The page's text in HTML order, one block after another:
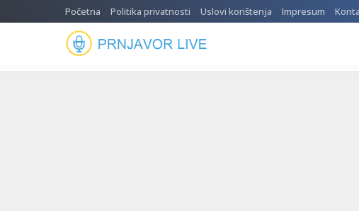
Početna Politika privatnosti Uslovi korištenja Impresum